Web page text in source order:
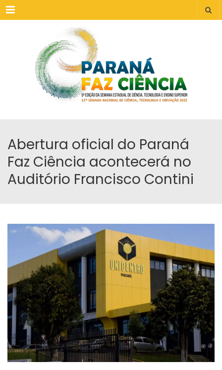
Menu
Abertura oficial do Paraná
Faz Ciência acontecerá no
Auditório Francisco Contini